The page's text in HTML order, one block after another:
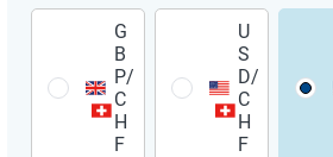
G
B
P/
C
H
F
U
S
D/
C
H
F